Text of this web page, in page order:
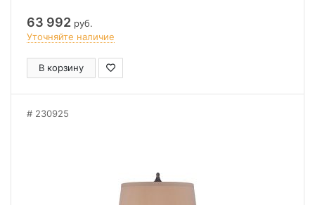
63 992 руб.
Уточняйте наличие
В корзину
230925